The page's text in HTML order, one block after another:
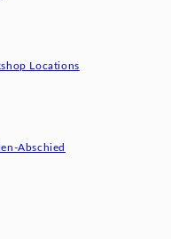
Locations
Abschied